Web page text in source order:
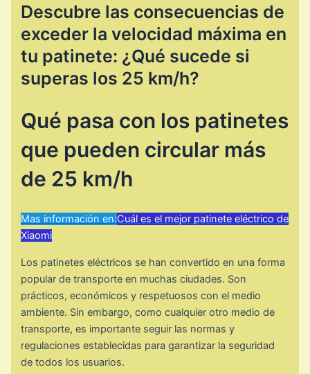
Descubre las consecuencias de
exceder la velocidad máxima en
tu patinete: ¿Qué sucede si
superas los 25 km/h?
Qué pasa con los patinetes
que pueden circular más
de 25 km/h
Mas información en:Cuál es el mejor patinete eléctrico de
Xiaomi
Los patinetes eléctricos se han convertido en una forma
popular de transporte en muchas ciudades. Son
prácticos, económicos y respetuosos con el medio
ambiente. Sin embargo, como cualquier otro medio de
transporte, es importante seguir las normas y
regulaciones establecidas para garantizar la seguridad
de todos los usuarios.